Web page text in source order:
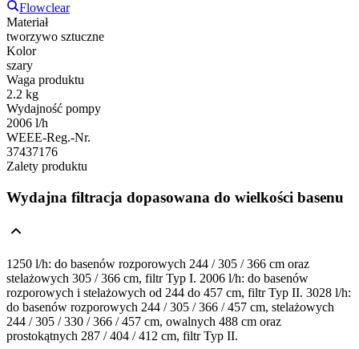
Flowclear
Materiał
tworzywo sztuczne
Kolor
szary
Waga produktu
2.2 kg
Wydajność pompy
2006 l/h
WEEE-Reg.-Nr.
37437176
Zalety produktu
Wydajna filtracja dopasowana do wielkości basenu
1250 l/h: do basenów rozporowych 244 / 305 / 366 cm oraz
stelażowych 305 / 366 cm, filtr Typ I. 2006 l/h: do basenów
rozporowych i stelażowych od 244 do 457 cm, filtr Typ II. 3028 l/h:
do basenów rozporowych 244 / 305 / 366 / 457 cm, stelażowych
244 / 305 / 330 / 366 / 457 cm, owalnych 488 cm oraz
prostokątnych 287 / 404 / 412 cm, filtr Typ II.